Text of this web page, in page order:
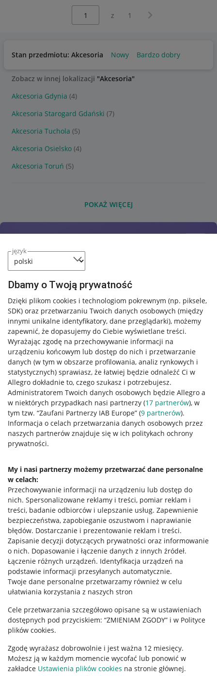
język
Dbamy o Twoją prywatność
Dzięki plikom cookies i technologiom pokrewnym (np. piksele,
SDK) oraz przetwarzaniu Twoich danych osobowych (między
innymi unikalne identyfikatory, dane przeglądarki), możemy
zapewnić, że dopasujemy do Ciebie wyświetlane treści.
Wyrażając zgodę na przechowywanie informacji na
urządzeniu końcowym lub dostęp do nich i przetwarzanie
danych (w tym w obszarze profilowania, analiz rynkowych i
statystycznych) sprawiasz, że łatwiej będzie odnaleźć Ci w
Allegro dokładnie to, czego szukasz i potrzebujesz.
Administratorem Twoich danych osobowych będzie Allegro a
w niektórych przypadkach nasi partnerzy (17 partnerów), w
tym tzw. “Zaufani Partnerzy IAB Europe” (9 partnerów).
Informacja o celach przetwarzania danych osobowych przez
naszych partnerów znajduje się w ich politykach ochrony
prywatności.
My i nasi partnerzy możemy przetwarzać dane personalne
w celach:
Przechowywanie informacji na urządzeniu lub dostęp do
nich. Spersonalizowane reklamy i treści, pomiar reklam i
treści, badanie odbiorców i ulepszanie usług. Zapewnienie
bezpieczeństwa, zapobieganie oszustwom i naprawianie
błędów. Dostarczanie i prezentowanie reklam i treści.
Zapisanie decyzji dotyczących prywatności oraz informowanie
o nich. Dopasowanie i łączenie danych z innych źródeł.
Łączenie różnych urządzeń. Identyfikacja urządzeń na
podstawie informacji przesyłanych automatycznie.
Twoje dane personalne przetwarzamy również w celu
ułatwiania korzystania z naszych stron
Cele przetwarzania szczegółowo opisane są w ustawieniach
dostępnych pod przyciskiem: “ZMIENIAM ZGODY” i w Polityce
plików cookies.
Zgodę wyrażasz dobrowolnie i jest ważna 12 miesięcy.
Możesz ją w każdym momencie wycofać lub ponowić w
zakładce Ustawienia plików cookies na stronie głównej.
z 1 Następna strona
Stan przedmiotu: Akcesoria Nowy Bardzo dobry
Zobacz w innej lokalizacji "Akcesoria"
Akcesoria Gdynia (4)
Akcesoria Starogard Gdański (7)
Akcesoria Tuchola (5)
Akcesoria Osielsko (4)
Akcesoria Toruń (5)
POKAŻ WIĘCEJ
Przydatne informacje
Jak to działa
Allegro Gadane dla sprzedających
Allegro Gadane dla kupujących
Mapa miejscowości
Informacje prawne
Regulamin
Polityka plików "cookies"
Ustawienia plików "cookies"
Udostępnianie lokalizacji
Informacje dla Aktu o Usługach Cyfrowych
Pobierz aplikację